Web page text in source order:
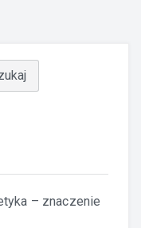
– znaczenie